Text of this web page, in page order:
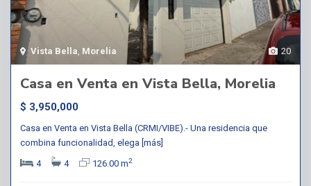
20
Vista Bella Morelia
Casa en Venta en Vista Bella, Morelia
$ 3,950,000
Casa en Venta en Vista Bella (CRMI/VIBE).- Una residencia que
combina funcionalidad, elega [más]
4
4 126.00 m2